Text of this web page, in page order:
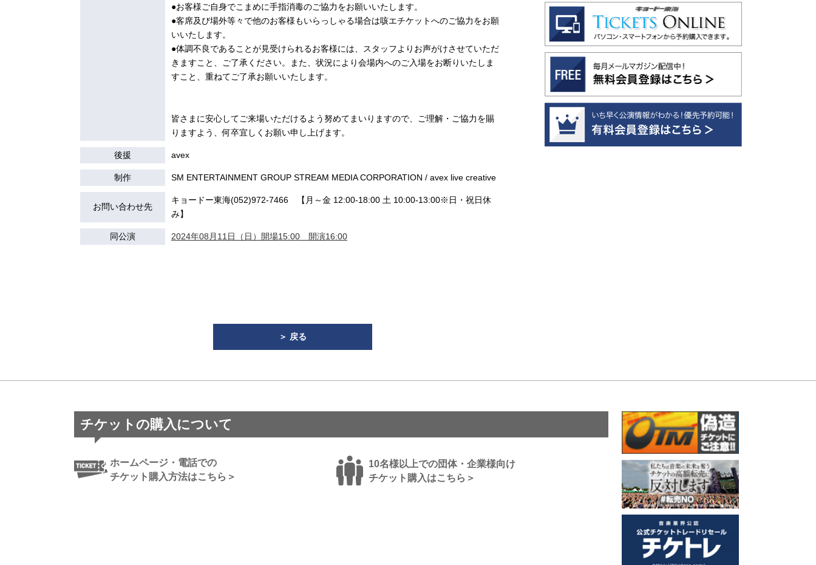
●お客様ご自身でこまめに手指消毒のご協力をお願いいたします。
●客席及び場外等々で他のお客様もいらっしゃる場合は咳エチケットへのご協力をお願
いいたします。
●体調不良であることが見受けられるお客様には、スタッフよりお声がけさせていただ
きますこと、ご了承ください。また、状況により会場内へのご入場をお断りいたしま
すこと、重ねてご了承お願いいたします。
皆さまに安心してご来場いただけるよう努めてまいりますので、ご理解・ご協力を賜
りますよう、何卒宜しくお願い申し上げます。
後援 avex
制作 SM ENTERTAINMENT GROUP STREAM MEDIA CORPORATION / avex live creative
お問い合わせ先
キョードー東海(052)972-7466 【月～金 12:00-18:00 土 10:00-13:00※日・祝日休
み】
同公演 2024年08月11日（日）開場15:00 開演16:00
＞ 戻る
チケットの購入について
ホームページ・電話での
チケット購入方法はこちら＞
10名様以上での団体・企業様向け
チケット購入はこちら＞